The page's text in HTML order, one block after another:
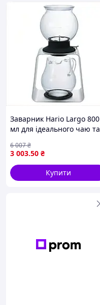
Заварник Hario Largo 800
мл для ідеального чаю та
кожній чашці
3 003.50 ₴
6 007₴
Купити